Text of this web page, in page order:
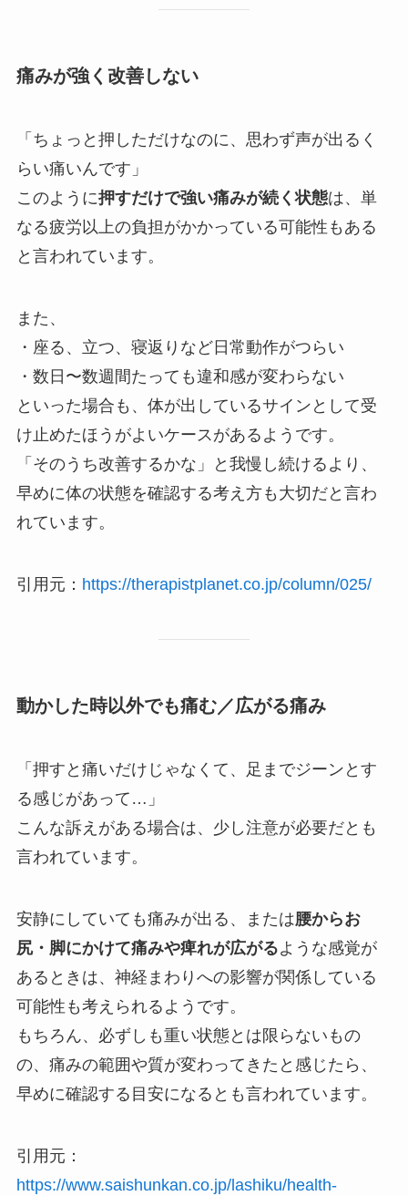
痛みが強く改善しない
「ちょっと押しただけなのに、思わず声が出るく
らい痛いんです」
このように押すだけで強い痛みが続く状態は、単
なる疲労以上の負担がかかっている可能性もある
と言われています。
また、
・座る、立つ、寝返りなど日常動作がつらい
・数日〜数週間たっても違和感が変わらない
といった場合も、体が出しているサインとして受
け止めたほうがよいケースがあるようです。
「そのうち改善するかな」と我慢し続けるより、
早めに体の状態を確認する考え方も大切だと言わ
れています。
引用元： https://therapistplanet.co.jp/column/025/
動かした時以外でも痛む／広がる痛み
「押すと痛いだけじゃなくて、足までジーンとす
る感じがあって…」
こんな訴えがある場合は、少し注意が必要だとも
言われています。
安静にしていても痛みが出る、または腰からお
尻・脚にかけて痛みや痺れが広がるような感覚が
あるときは、神経まわりへの影響が関係している
可能性も考えられるようです。
もちろん、必ずしも重い状態とは限らないもの
の、痛みの範囲や質が変わってきたと感じたら、
早めに確認する目安になるとも言われています。
引用元：
https://www.saishunkan.co.jp/lashiku/health-